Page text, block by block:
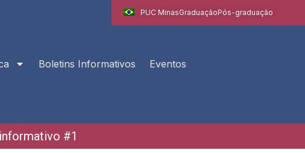
PUC MinasGraduaçãoPós-graduação
Boletins Informativos
Eventos
#1